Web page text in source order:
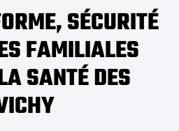
SÉCURITÉ
FAMILIALES
SANTÉ DES